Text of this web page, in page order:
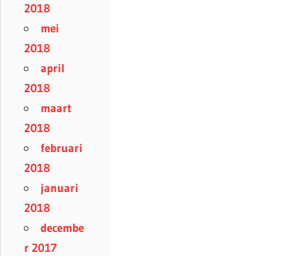
2018
mei
2018
april
2018
maart
2018
februari
2018
januari
2018
decembe
r 2017